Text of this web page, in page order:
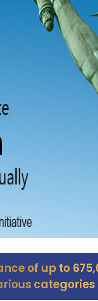
of up to
categories.